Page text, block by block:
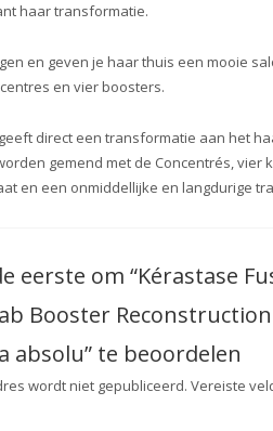
haar transformatie.
en geven je haar thuis een mooie
en vier boosters.
direct een transformatie aan het
gemend met de Concentrés, vier
en een onmiddellijke en langdurige
eerste om “Kérastase
Booster
absolu” te beoordelen
wordt niet gepubliceerd. Vereiste